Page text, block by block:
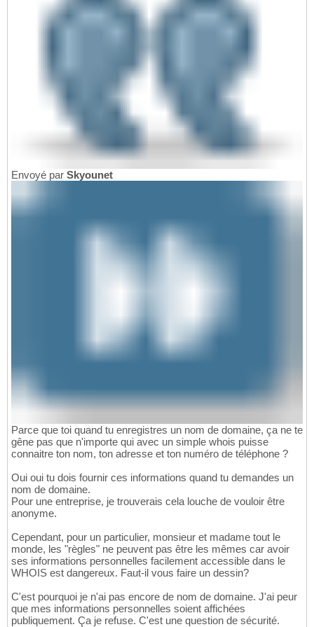
Envoyé par Skyounet
Parce que toi quand tu enregistres un nom de domaine, ça ne te
gêne pas que n'importe qui avec un simple whois puisse
connaitre ton nom, ton adresse et ton numéro de téléphone ?
Oui oui tu dois fournir ces informations quand tu demandes un
nom de domaine.
Pour une entreprise, je trouverais cela louche de vouloir être
anonyme.
Cependant, pour un particulier, monsieur et madame tout le
monde, les "règles" ne peuvent pas être les mêmes car avoir
ses informations personnelles facilement accessible dans le
WHOIS est dangereux. Faut-il vous faire un dessin?
C'est pourquoi je n'ai pas encore de nom de domaine. J'ai peur
que mes informations personnelles soient affichées
publiquement. Ça je refuse. C'est une question de sécurité.